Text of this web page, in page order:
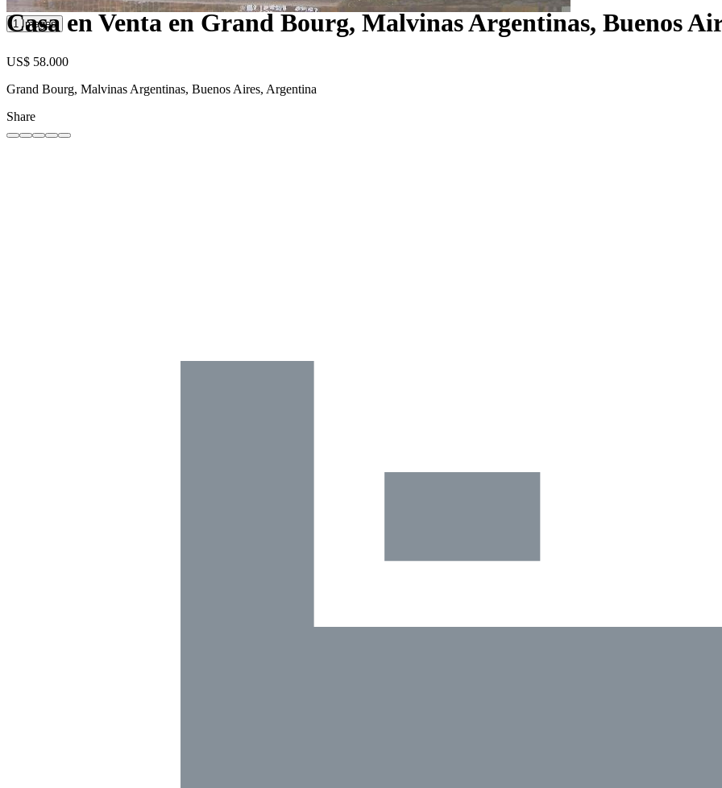
1 Images
Casa en Venta en Grand Bourg, Malvinas Argentinas, Buenos
US$ 58.000
Grand Bourg, Malvinas Argentinas, Buenos Aires, Argentina
Share